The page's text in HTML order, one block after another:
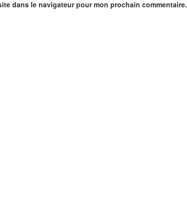
dans le navigateur pour mon prochain commentaire.